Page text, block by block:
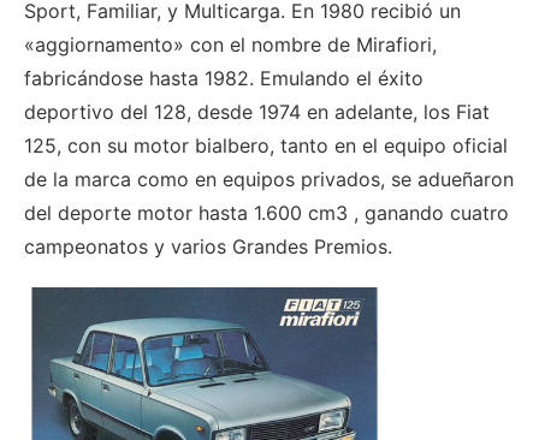
Sport, Familiar, y Multicarga. En 1980 recibió un
«aggiornamento» con el nombre de Mirafiori,
fabricándose hasta 1982. Emulando el éxito
deportivo del 128, desde 1974 en adelante, los Fiat
125, con su motor bialbero, tanto en el equipo oficial
de la marca como en equipos privados, se adueñaron
del deporte motor hasta 1.600 cm3 , ganando cuatro
campeonatos y varios Grandes Premios.